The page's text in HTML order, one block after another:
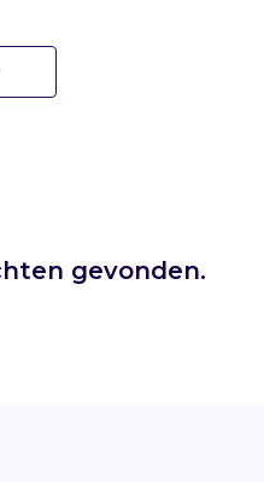
gevonden.